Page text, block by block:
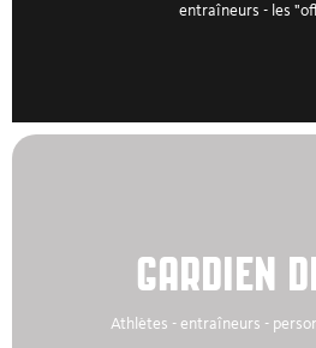
Newsletter "Coaches Guide"
entraîneurs - les
GARDIEN
Athlètes - entraîneurs -